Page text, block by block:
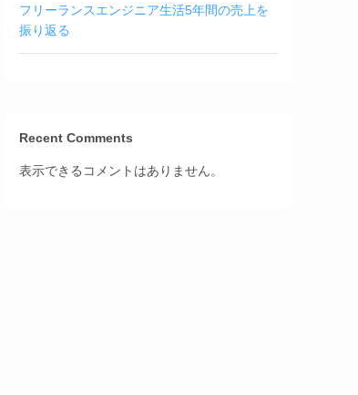
フリーランスエンジニア生活5年間の売上を
振り返る
Recent Comments
表示できるコメントはありません。